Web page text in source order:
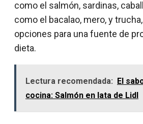
como el salmón, sardinas,
como el bacalao, mero, y
opciones para una fuente de
dieta.
Lectura recomendada: El
cocina: Salmón en lata de Lidl